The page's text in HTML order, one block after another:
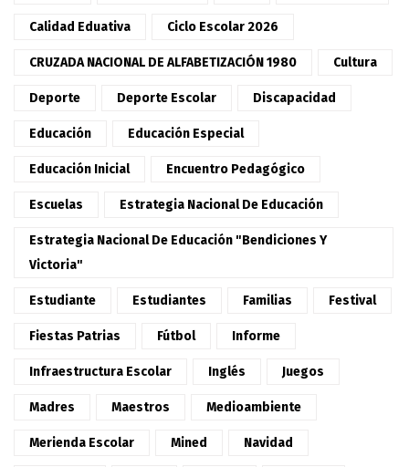
Calidad Eduativa Ciclo Escolar 2026
CRUZADA NACIONAL DE ALFABETIZACIÓN 1980 Cultura
Deporte Deporte Escolar Discapacidad
Educación Educación Especial
Educación Inicial Encuentro Pedagógico
Escuelas Estrategia Nacional De Educación
Estrategia Nacional De Educación "Bendiciones Y
Victoria"
Estudiante Estudiantes Familias Festival
Fiestas Patrias Fútbol Informe
Infraestructura Escolar Inglés Juegos
Madres Maestros Medioambiente
Merienda Escolar Mined Navidad